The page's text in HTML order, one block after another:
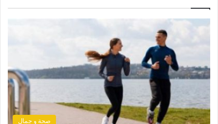
صحة و جمال